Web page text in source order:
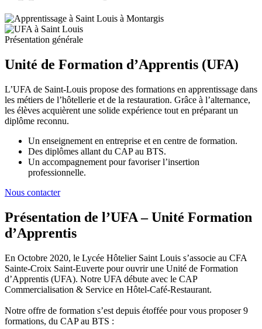
Présentation générale
Unité de Formation d’Apprentis (UFA)
L’UFA de Saint-Louis propose des formations en apprentissage dans
les métiers de l’hôtellerie et de la restauration. Grâce à l’alternance,
les élèves acquièrent une solide expérience tout en préparant un
diplôme reconnu.
Un enseignement en entreprise et en centre de formation.
Des diplômes allant du CAP au BTS.
Un accompagnement pour favoriser l’insertion
professionnelle.
Nous contacter
Présentation de l’UFA – Unité Formation
d’Apprentis
En Octobre 2020, le Lycée Hôtelier Saint Louis s’associe au CFA
Sainte-Croix Saint-Euverte pour ouvrir une Unité de Formation
d’Apprentis (UFA). Notre UFA débute avec le CAP
Commercialisation & Service en Hôtel-Café-Restaurant.
Notre offre de formation s’est depuis étoffée pour vous proposer 9
formations, du CAP au BTS :